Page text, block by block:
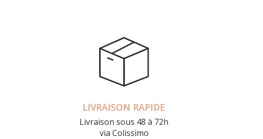
LIVRAISON RAPIDE
Livraison sous 48 à 72h
via Colissimo